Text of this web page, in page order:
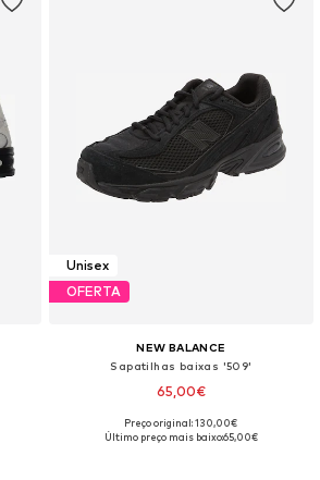
Unisex
OFERTA
NEW BALANCE
Sapatilhas baixas '509'
65,00€
+1
Disponível em vários tamanhos
Preço original: 130,00€
Último preço mais baixo:65,00€